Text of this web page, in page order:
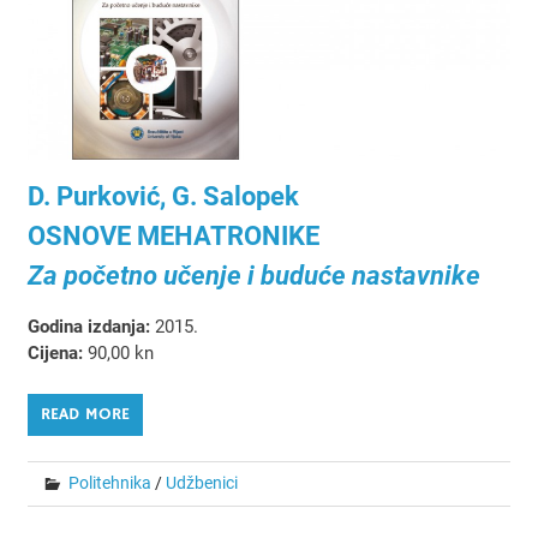
D. Purković, G. Salopek
OSNOVE MEHATRONIKE
Za početno učenje i buduće nastavnike
Godina izdanja:2015.
Cijena:90,00 kn
READ MORE
Politehnika / Udžbenici